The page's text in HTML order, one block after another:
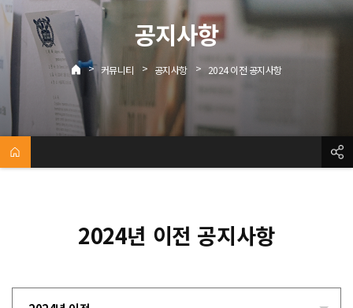
공지사항
> 커뮤니티 > 공지사항 > 2024 이전 공지사항
2024년 이전 공지사항